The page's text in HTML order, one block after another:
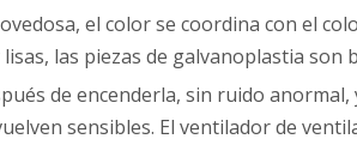
el color se coordina con el
las piezas de galvanoplastia
de encenderla, sin ruido
sensibles. El ventilador de